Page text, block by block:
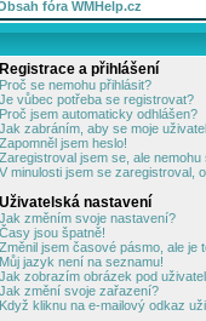
fóra WMHelp.cz
Registrace a přihlášení
Proč se nemohu přihlásit?
Je vůbec potřeba se registrovat?
Proč jsem automaticky odhlášen?
Jak zabráním, aby se moje
Zapomněl jsem heslo!
Zaregistroval jsem se, ale nemohu
V minulosti jsem se zaregistroval,
Uživatelská nastavení
Jak změním svoje nastavení?
Časy jsou špatně!
Změnil jsem časové pásmo, ale je
Můj jazyk není na seznamu!
Jak zobrazím obrázek pod
Jak změní svoje zařazení?
Když kliknu na e-mailový odkaz